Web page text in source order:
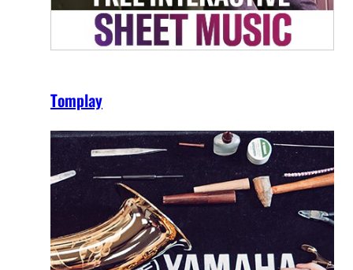
Tomplay